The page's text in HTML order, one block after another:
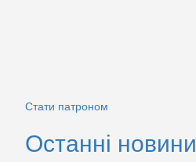
Стати патроном
Останні новини